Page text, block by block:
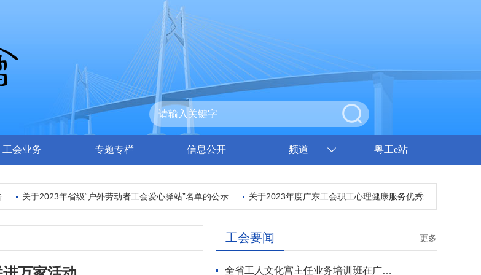
工会业务 专题专栏 信息公开 频道 粤工e站
关于2023年省级“户外劳动者工会爱心驿站”名单的公示 关于2023年度广东工会职工心理健康服务优秀示范项目获奖名
工会要闻 更多
全省工人文化宫主任业务培训班在广州开班